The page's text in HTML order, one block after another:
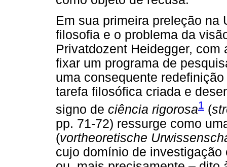
Em sua primeira preleção na
filosofia e o problema da
Privatdozent Heidegger,
fixar um programa de
uma consequente
tarefa filosófica criada e
signo de ciência rigorosa1 (
pp. 71-72) ressurge como
(vortheoretische
cujo domínio de